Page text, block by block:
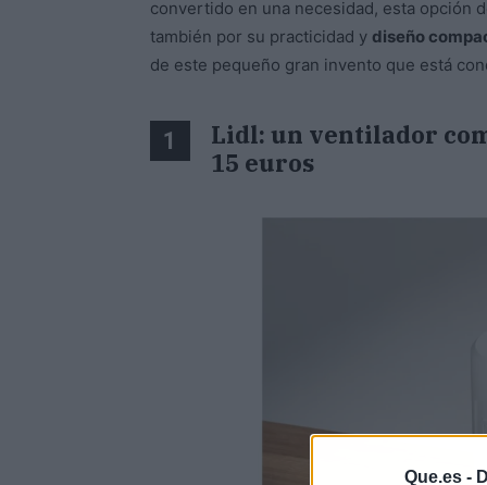
Que.es -
convertido en una necesidad, esta opción
también por su practicidad y diseño
de este pequeño gran invento que está
1
Lidl: un ventilador
15 euros